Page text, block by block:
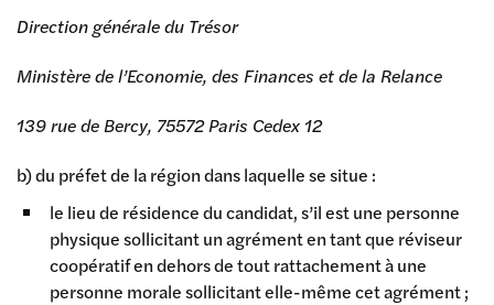
Direction générale du Trésor
Ministère de l’Economie, des Finances et de la Relance
139 rue de Bercy, 75572 Paris Cedex 12
b) du préfet de la région dans laquelle se situe :
le lieu de résidence du candidat, s’il est une personne
physique sollicitant un agrément en tant que réviseur
coopératif en dehors de tout rattachement à une
personne morale sollicitant elle-même cet agrément ;